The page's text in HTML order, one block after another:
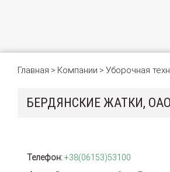
Главная > Компании > Уборочная
БЕРДЯНСКИЕ ЖАТКИ, ОАО
Телефон:+38(06153)53100